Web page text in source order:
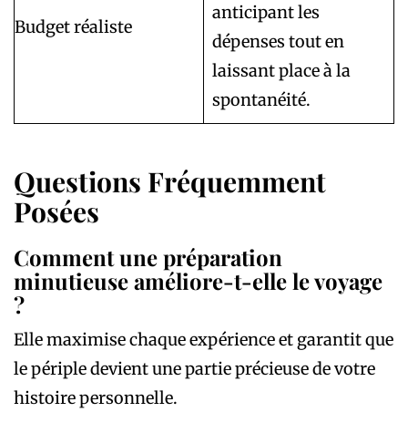
Budget réaliste
anticipant les
dépenses tout en
laissant place à la
spontanéité.
Questions Fréquemment
Posées
Comment une préparation
minutieuse améliore-t-elle le voyage
?
Elle maximise chaque expérience et garantit que
le périple devient une partie précieuse de votre
histoire personnelle.